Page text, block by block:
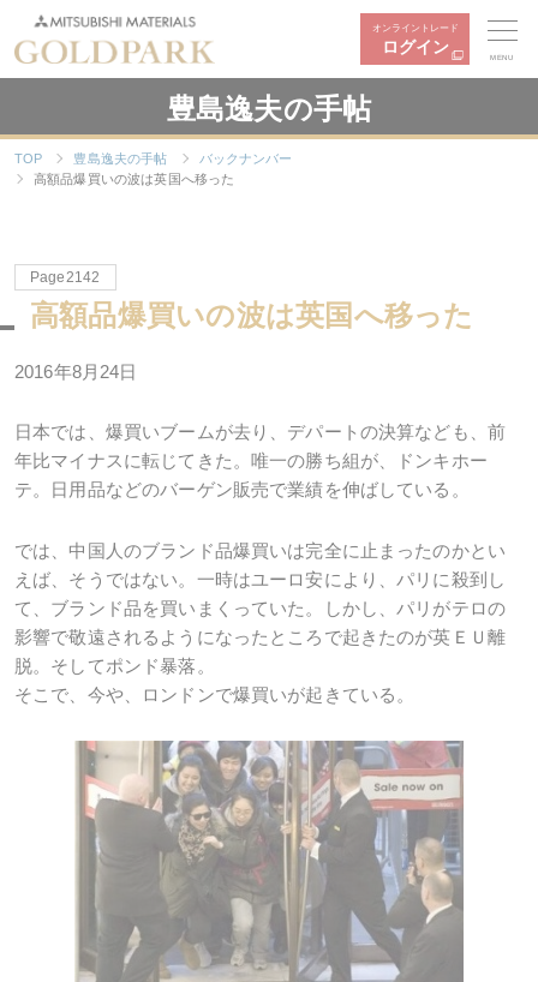
オンライントレード
ログイン
MENU
豊島逸夫の手帖
TOP 豊島逸夫の手帖
バックナンバー
高額品爆買いの波は英国へ移った
Page2142
高額品爆買いの波は英国へ移った
2016年8月24日
日本では、爆買いブームが去り、デパートの決算なども、前
年比マイナスに転じてきた。唯一の勝ち組が、ドンキホー
テ。日用品などのバーゲン販売で業績を伸ばしている。
では、中国人のブランド品爆買いは完全に止まったのかとい
えば、そうではない。一時はユーロ安により、パリに殺到し
て、ブランド品を買いまくっていた。しかし、パリがテロの
影響で敬遠されるようになったところで起きたのが英ＥＵ離
脱。そしてポンド暴落。
そこで、今や、ロンドンで爆買いが起きている。